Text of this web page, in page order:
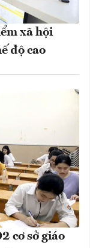
xã hội
độ cao
cơ sở giáo